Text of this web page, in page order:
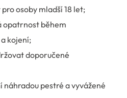
osoby mladší 18 let;
opatrnost během
kojení;
doporučené
náhradou pestré a vyvážené